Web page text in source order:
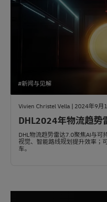
#新闻与见解
Vivien Christel Vella | 2024年9月
DHL2024年物流趋势
DHL物流趋势雷达7.0聚焦AI与
视觉、智能路线规划提升效率；
车。